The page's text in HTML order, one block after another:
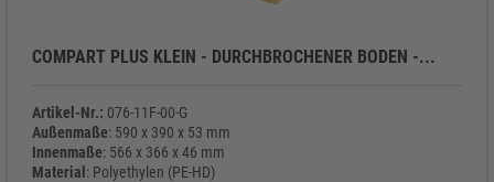
COMPART PLUS KLEIN - DURCHBROCHENER BODEN -...
Artikel-Nr.: 076-11F-00-G
Außenmaße: 590 x 390 x 53 mm
Innenmaße: 566 x 366 x 46 mm
Material : Polyethylen (PE-HD)